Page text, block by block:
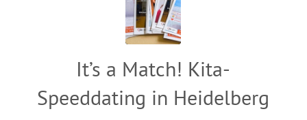
It’s a Match! Kita-
Speeddating in Heidelberg